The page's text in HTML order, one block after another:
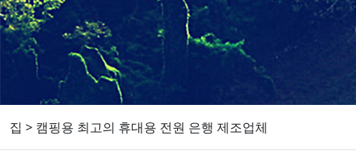
집 > 캠핑용 최고의 휴대용 전원 은행 제조업체